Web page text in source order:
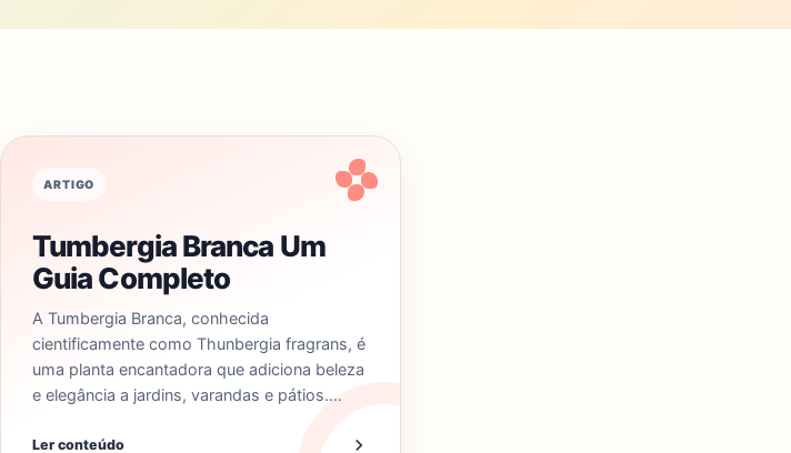
ARTIGO
Tumbergia Branca Um
Guia Completo
A Tumbergia Branca, conhecida
cientificamente como Thunbergia fragrans, é
uma planta encantadora que adiciona beleza
e elegância a jardins, varandas e pátios.…
Ler conteúdo